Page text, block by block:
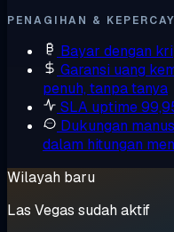
PENAGIHAN &
Bayar dengan
Garansi uang
penuh, tanpa tanya
SLA uptime
Dukungan
dalam hitungan
Wilayah baru
Las Vegas sudah aktif